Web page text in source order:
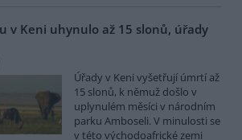
v Keni uhynulo až 15 slonů, úřady
Úřady v Keni vyšetřují úmrtí až
15 slonů, k němuž došlo v
uplynulém měsíci v národním
parku Amboseli. V minulosti se
v této východoafrické zemi